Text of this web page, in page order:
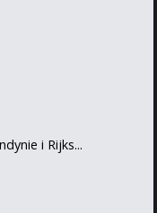
i Rijks...